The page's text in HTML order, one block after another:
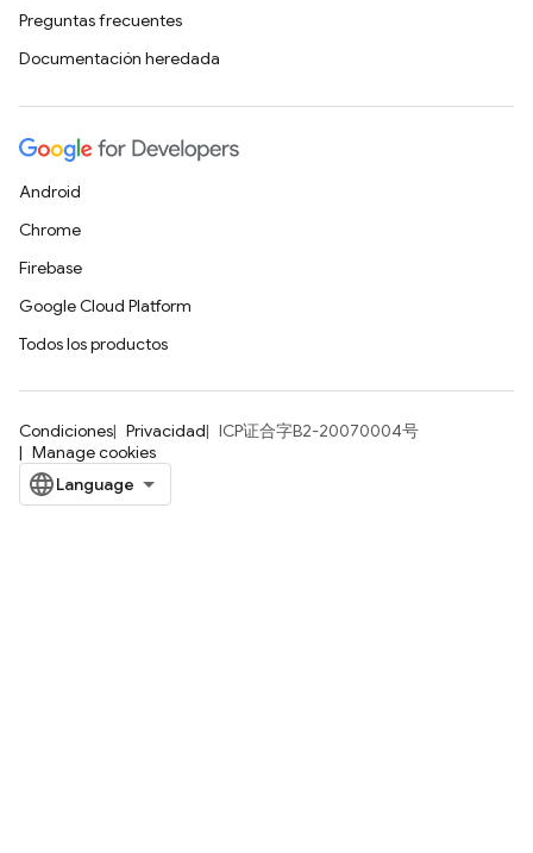
Preguntas frecuentes
Documentación heredada
Android
Chrome
Firebase
Google Cloud Platform
Todos los productos
Condiciones Privacidad
ICP证合字B2-20070004号
Manage cookies